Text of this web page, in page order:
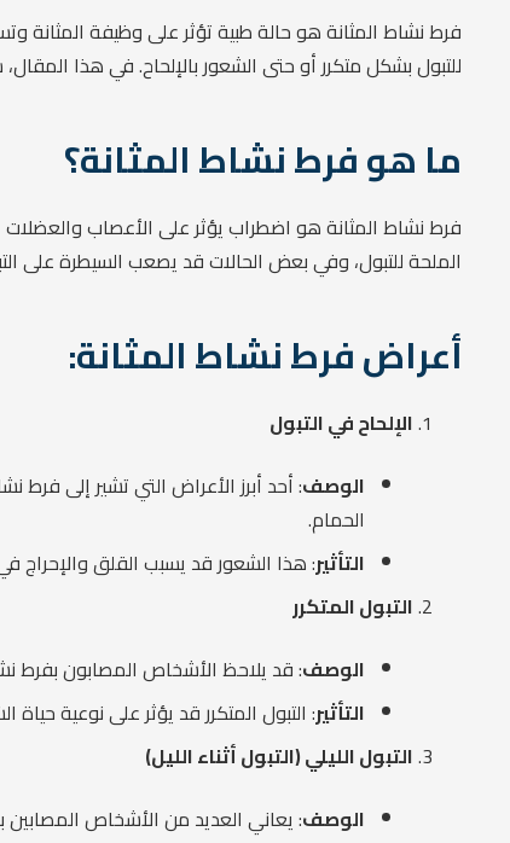
فرط نشاط المثانة هو حالة طبية تؤثر على وظيفة المثانة
للتبول بشكل متكرر أو حتى الشعور بالإلحاح. في هذا
ما هو فرط نشاط المثانة؟
فرط نشاط المثانة هو اضطراب يؤثر على الأعصاب
الملحة للتبول، وفي بعض الحالات قد يصعب السيطرة على
أعراض فرط نشاط المثانة:
الإلحاح في التبول
الوصف: أحد أبرز الأعراض التي تشير إلى فرط
الحمام.
التأثير: هذا الشعور قد يسبب القلق والإحراج
التبول المتكرر
الوصف: قد يلاحظ الأشخاص المصابون بفرط نشاط
التأثير: التبول المتكرر قد يؤثر على نوعية
التبول الليلي (التبول أثناء الليل)
الوصف: يعاني العديد من الأشخاص المصابين